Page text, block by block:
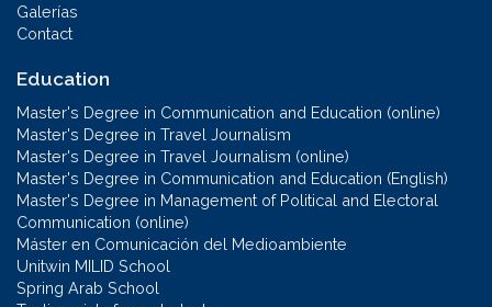
Galerías
Contact
Education
Master's Degree in Communication and Education (online)
Master's Degree in Travel Journalism
Master's Degree in Travel Journalism (online)
Master's Degree in Communication and Education (English)
Master's Degree in Management of Political and Electoral
Communication (online)
Máster en Comunicación del Medioambiente
Unitwin MILID School
Spring Arab School